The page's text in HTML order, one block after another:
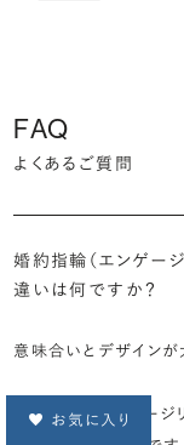
FAQ
よくあるご質問
婚約指輪（エンゲージ
違いは何ですか？
意味合いとデザインが
婚約指輪（エンゲージ
お気に入り